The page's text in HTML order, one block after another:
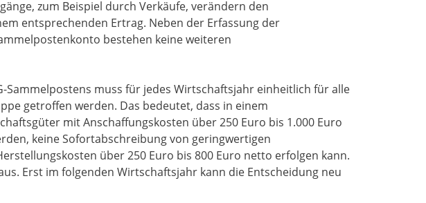
zum Beispiel durch Verkäufe, verändern den
entsprechenden Ertrag. Neben der Erfassung der
bestehen keine weiteren
Sammelpostens muss für jedes Wirtschaftsjahr einheitlich für alle
getroffen werden. Das bedeutet, dass in einem
mit Anschaffungskosten über 250 Euro bis 1.000 Euro
keine Sofortabschreibung von geringwertigen
über 250 Euro bis 800 Euro netto erfolgen kann.
Erst im folgenden Wirtschaftsjahr kann die Entscheidung neu